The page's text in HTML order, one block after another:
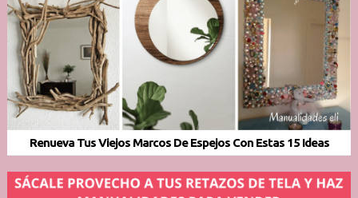
Renueva Tus Viejos Marcos De Espejos Con Estas 15 Ideas